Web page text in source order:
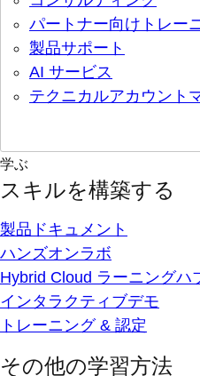
パートナー向けトレー
製品サポート
AI サービス
テクニカルアカウント
学ぶ
スキルを構築する
製品ドキュメント
ハンズオンラボ
Hybrid Cloud ラーニングハ
インタラクティブデモ
トレーニング & 認定
その他の学習方法